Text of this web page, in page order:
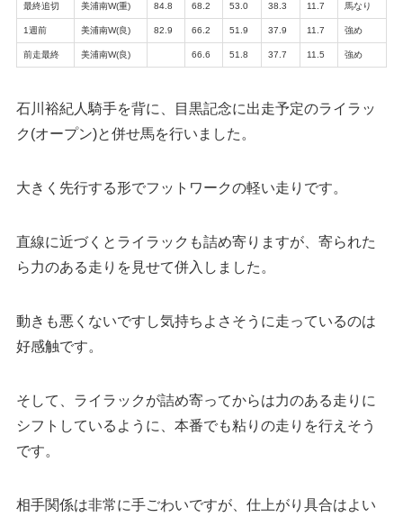
最終追切 美浦南W(重) 84.8 68.2 53.0 38.3 11.7 馬なり
1週前 美浦南W(良) 82.9 66.2 51.9 37.9 11.7 強め
前走最終 美浦南W(良) 66.6 51.8 37.7 11.5 強め
石川裕紀人騎手を背に、目黒記念に出走予定のライラッ
ク(オープン)と併せ馬を行いました。
大きく先行する形でフットワークの軽い走りです。
直線に近づくとライラックも詰め寄りますが、寄られた
ら力のある走りを見せて併入しました。
動きも悪くないですし気持ちよさそうに走っているのは
好感触です。
そして、ライラックが詰め寄ってからは力のある走りに
シフトしているように、本番でも粘りの走りを行えそう
です。
相手関係は非常に手ごわいですが、仕上がり具合はよい